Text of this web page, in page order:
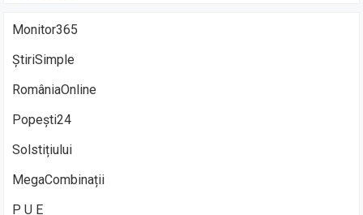
Monitor365
ȘtiriSimple
RomâniaOnline
Popești24
Solstițiului
MegaCombinații
P U E